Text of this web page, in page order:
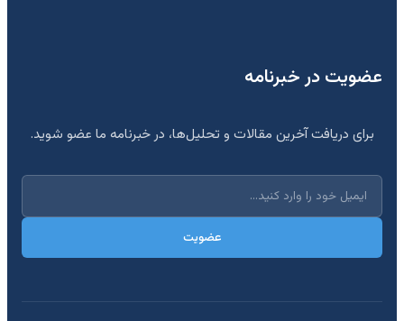
عضویت در خبرنامه
برای دریافت آخرین مقالات و تحلیل‌ها، در خبرنامه ما عضو شوید.
عضویت